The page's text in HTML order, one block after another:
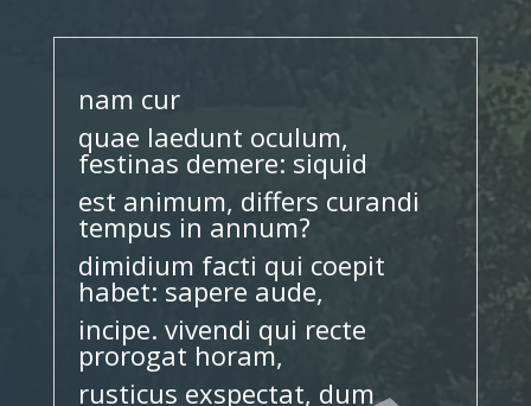
nam cur
quae laedunt oculum,
festinas demere: siquid
est animum, differs curandi
tempus in annum?
dimidium facti qui coepit
habet: sapere aude,
incipe. vivendi qui recte
prorogat horam,
rusticus exspectat, dum